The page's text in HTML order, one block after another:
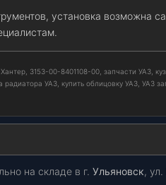
установка возможна
3153-00-8401108-00, запчасти УАЗ,
УАЗ, купить облицовку УАЗ, УАЗ
на складе в г. Ульяновск,